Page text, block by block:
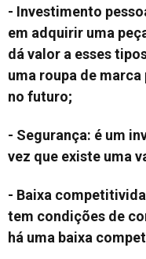
- Investimento
em adquirir uma
dá valor a esses
uma roupa de marca
no futuro;
- Segurança: é um
vez que existe uma
- Baixa
tem condições de
há uma baixa